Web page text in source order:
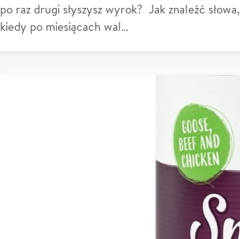
po raz drugi słyszysz wyrok? Jak znaleźć słowa,
kiedy po miesiącach wal…